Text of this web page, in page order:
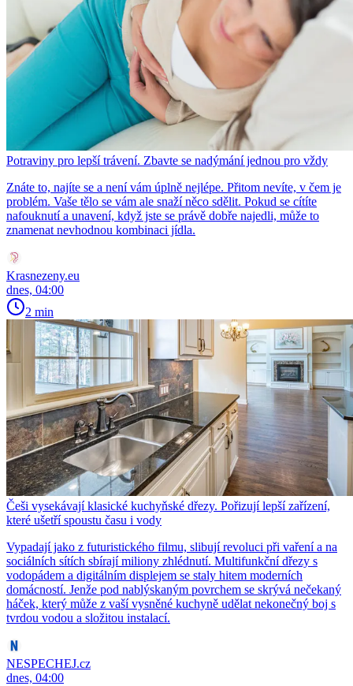
Potraviny pro lepší trávení. Zbavte se nadýmání jednou pro vždy
Znáte to, najíte se a není vám úplně nejlépe. Přitom nevíte, v čem je
problém. Vaše tělo se vám ale snaží něco sdělit. Pokud se cítíte
nafouknutí a unavení, když jste se právě dobře najedli, může to
znamenat nevhodnou kombinaci jídla.
Krasnezeny.eu
dnes, 04:00
2 min
Češi vysekávají klasické kuchyňské dřezy. Pořizují lepší zařízení,
které ušetří spoustu času i vody
Vypadají jako z futuristického filmu, slibují revoluci při vaření a na
sociálních sítích sbírají miliony zhlédnutí. Multifunkční dřezy s
vodopádem a digitálním displejem se staly hitem moderních
domácností. Jenže pod nablýskaným povrchem se skrývá nečekaný
háček, který může z vaší vysněné kuchyně udělat nekonečný boj s
tvrdou vodou a složitou instalací.
NESPECHEJ.cz
dnes, 04:00